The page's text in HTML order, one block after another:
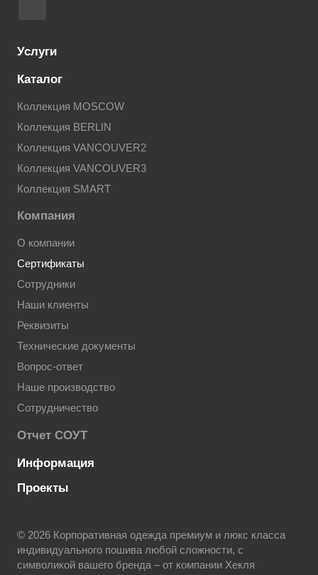
Услуги
Каталог
Коллекция MOSCOW
Коллекция BERLIN
Коллекция VANCOUVER2
Коллекция VANCOUVER3
Коллекция SMART
Компания
О компании
Сертификаты
Сотрудники
Наши клиенты
Реквизиты
Технические документы
Вопрос-ответ
Наше производство
Сотрудничество
Отчет СОУТ
Информация
Проекты
© 2026 Корпоративная одежда премиум и люкс класса
индивидуального пошива любой сложности, с
символикой вашего бренда – от компании Хекля